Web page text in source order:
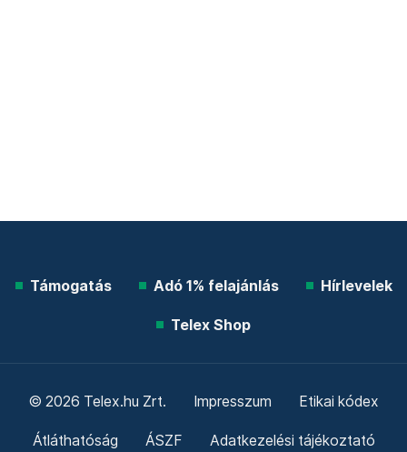
Támogatás Adó 1% felajánlás Hírlevelek
Telex Shop
© 2026 Telex.hu Zrt. Impresszum Etikai kódex
Átláthatóság ÁSZF Adatkezelési tájékoztató